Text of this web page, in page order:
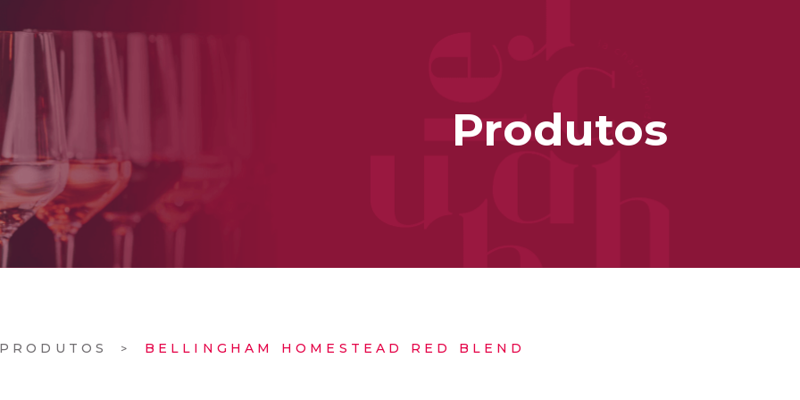
Produtos
BELLINGHAM HOMESTEAD RED BLEND